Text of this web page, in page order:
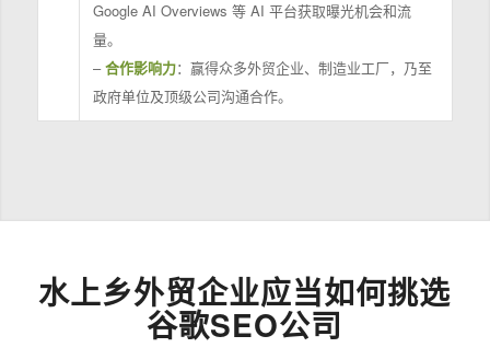
Google AI Overviews 等 AI 平台获取曝光机会和流
量。
–合作影响力：赢得众多外贸企业、制造业工厂，乃至
政府单位及顶级公司沟通合作。
水上乡外贸企业应当如何挑选
谷歌SEO公司